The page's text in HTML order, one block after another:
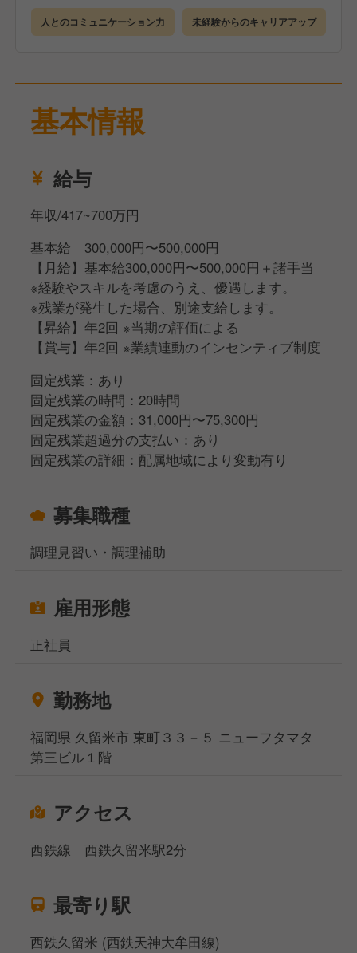
企業や店舗について理解を深めていただきます。
●店舗研修（3カ月）
ビジネスマナーも身につくので未経験でも安心です。
●キャリアアップ
長を目指すことが可能です
人とのコミュニケーション力 未経験からのキャリアアップ
基本情報
給与
年収/417~700万円
基本給 300,000円〜500,000円
【月給】基本給300,000円〜500,000円＋諸手当
※経験やスキルを考慮のうえ、優遇します。
※残業が発生した場合、別途支給します。
【昇給】年2回 ※当期の評価による
【賞与】年2回 ※業績連動のインセンティブ制度
固定残業：あり
固定残業の時間：20時間
固定残業の金額：31,000円〜75,300円
固定残業超過分の支払い：あり
固定残業の詳細：配属地域により変動有り
募集職種
調理見習い・調理補助
雇用形態
正社員
勤務地
福岡県 久留米市 東町３３－５ ニューフタマタ
第三ビル１階
アクセス
西鉄線 西鉄久留米駅2分
最寄り駅
西鉄久留米 (西鉄天神大牟田線)